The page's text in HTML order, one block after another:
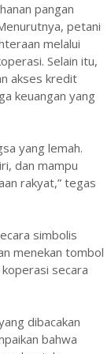
pangan
petani
melalui
Selain itu,
akses kredit
keuangan yang
yang lemah.
dan mampu
rakyat,” tegas
simbolis
menekan tombol
secara
dibacakan
bahwa